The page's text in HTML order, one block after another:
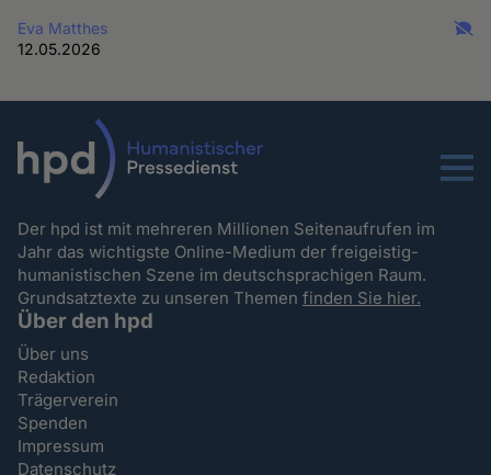
Eva Matthes
12.05.2026
Menu
Der hpd ist mit mehreren Millionen Seitenaufrufen im
Jahr das wichtigste Online-Medium der freigeistig-
humanistischen Szene im deutschsprachigen Raum.
Grundsatztexte zu unseren Themenfinden Sie hier.
Über den hpd
Über uns
Redaktion
Trägerverein
Spenden
Impressum
Datenschutz